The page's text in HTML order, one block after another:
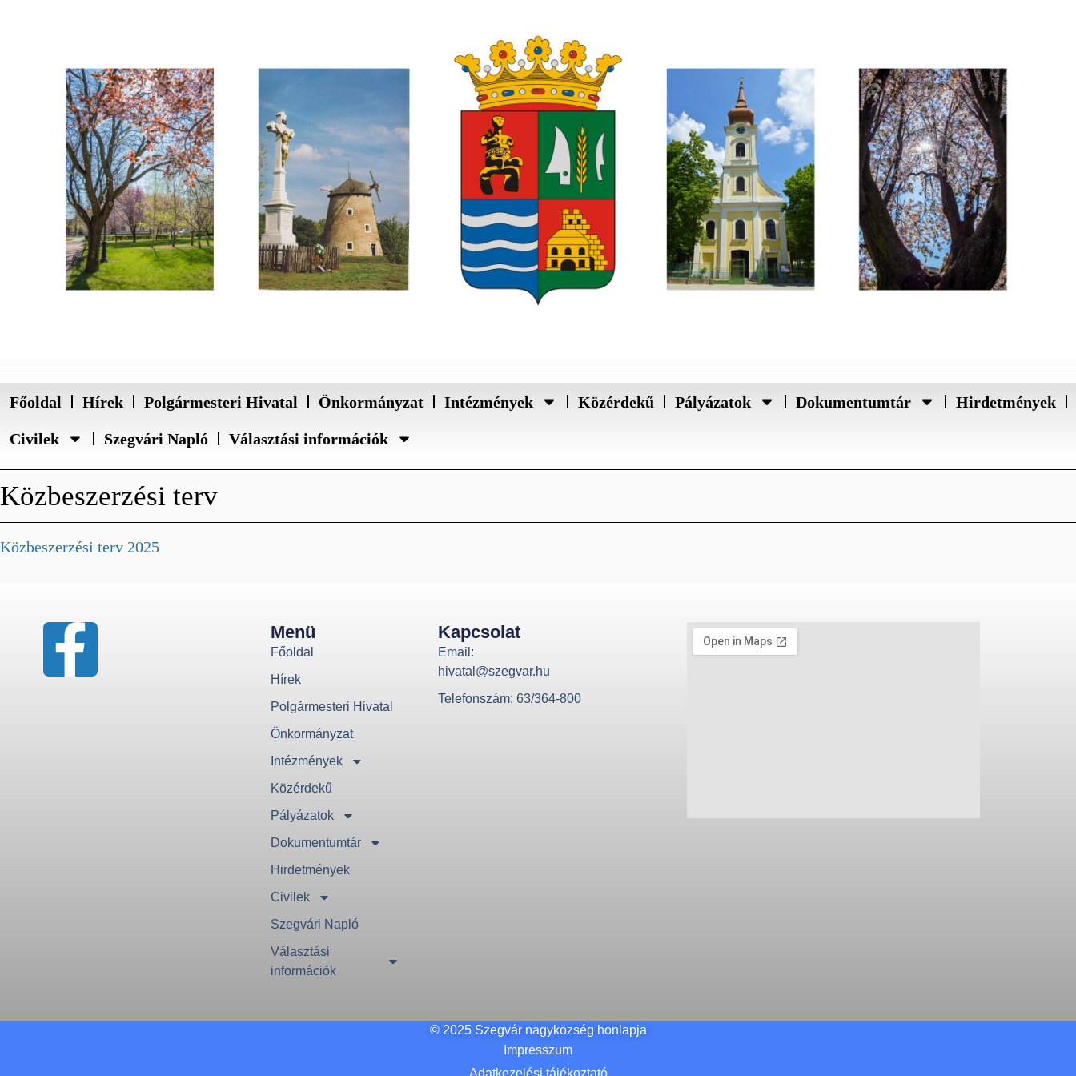
Főoldal Hírek Polgármesteri Hivatal Önkormányzat Intézmények Közérdekű Pályázatok Dokumentumtár Hirdetmények
Civilek Szegvári Napló Választási információk
Közbeszerzési terv
Közbeszerzési terv 2025
Menü
Főoldal
Hírek
Polgármesteri Hivatal
Önkormányzat
Intézmények
Közérdekű
Pályázatok
Dokumentumtár
Hirdetmények
Civilek
Szegvári Napló
Választási
információk
Kapcsolat
Email:
hivatal@szegvar.hu
Telefonszám: 63/364-800
© 2025 Szegvár nagyközség honlapja
Impresszum
Adatkezelési tájékoztató